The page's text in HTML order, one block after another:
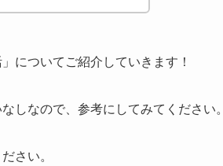
についてご紹介していきます！
しなので、参考にしてみてください。
さい。